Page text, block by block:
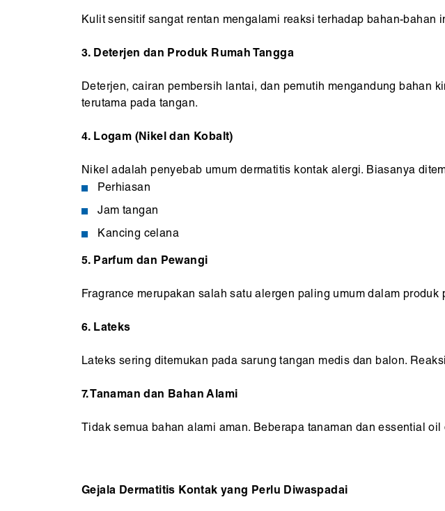
Kulit sensitif sangat rentan mengalami reaksi terhadap bahan-bahan
3. Deterjen dan Produk Rumah Tangga
Deterjen, cairan pembersih lantai, dan pemutih mengandung bahan
terutama pada tangan.
4. Logam (Nikel dan Kobalt)
Nikel adalah penyebab umum dermatitis kontak alergi. Biasanya
Perhiasan
Jam tangan
Kancing celana
5. Parfum dan Pewangi
Fragrance merupakan salah satu alergen paling umum dalam produk
6. Lateks
Lateks sering ditemukan pada sarung tangan medis dan balon.
7. Tanaman dan Bahan Alami
Tidak semua bahan alami aman. Beberapa tanaman dan essential
Gejala Dermatitis Kontak yang Perlu Diwaspadai